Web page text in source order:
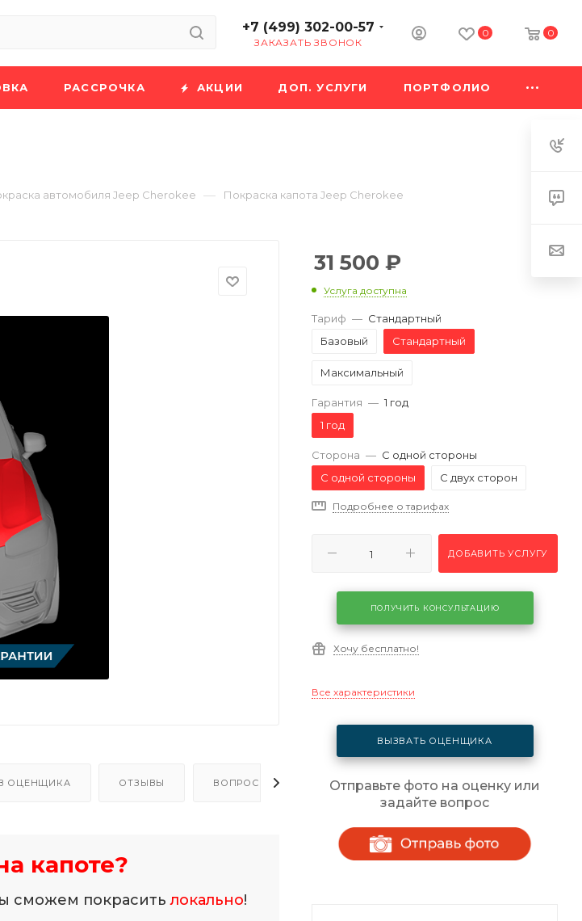
+7 (499) 302-00-57
ЗАКАЗАТЬ ЗВОНОК
0 0
РАССРОЧКА АКЦИИ ДОП. УСЛУГИ ПОРТФОЛИО
автомобиля Jeep Cherokee — Покраска капота Jeep Cherokee
ОЦЕНЩИКА ОТЗЫВЫ ВОПРОСЫ - ОТВЕТЫ
капоте?
сможем покраситьлокально!
31 500 ₽
Услуга доступна
Тариф — Стандартный
Базовый
Стандартный
Максимальный
Гарантия — 1 год
1 год
Сторона — С одной стороны
С одной стороны
С двух сторон
Подробнее о тарифах
ДОБАВИТЬ УСЛУГУ
ПОЛУЧИТЬ КОНСУЛЬТАЦИЮ
Хочу бесплатно!
Все характеристики
ВЫЗВАТЬ ОЦЕНЩИКА
Отправьте фото на оценку или
задайте вопрос